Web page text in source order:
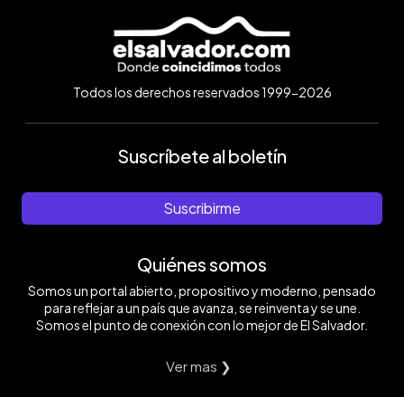
Todos los derechos reservados 1999-2026
Suscríbete al boletín
Suscribirme
Quiénes somos
Somos un portal abierto, propositivo y moderno, pensado
para reflejar a un país que avanza, se reinventa y se une.
Somos el punto de conexión con lo mejor de El Salvador.
Ver mas ❯